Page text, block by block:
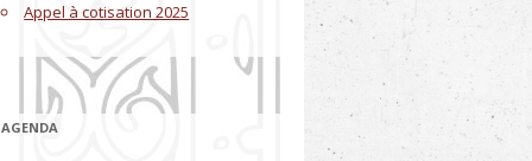
Appel à cotisation 2025
AGENDA